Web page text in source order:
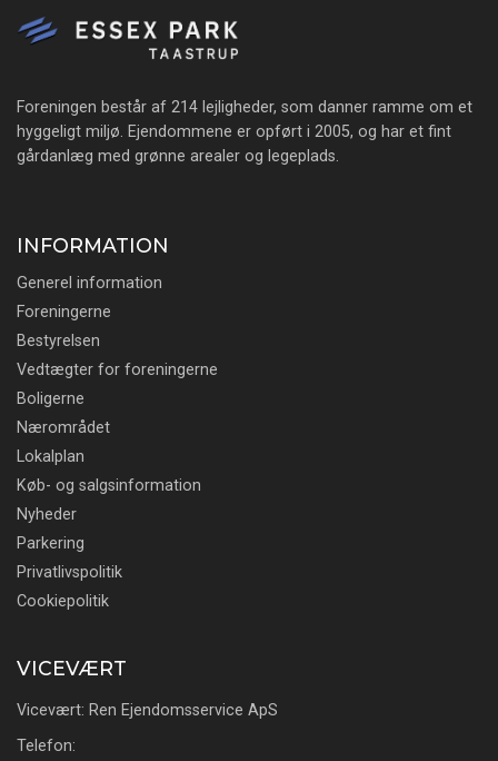
Foreningen består af 214 lejligheder, som danner ramme om et
hyggeligt miljø. Ejendommene er opført i 2005, og har et fint
gårdanlæg med grønne arealer og legeplads.
INFORMATION
Generel information
Foreningerne
Bestyrelsen
Vedtægter for foreningerne
Boligerne
Nærområdet
Lokalplan
Køb- og salgsinformation
Nyheder
Parkering
Privatlivspolitik
Cookiepolitik
VICEVÆRT
Vicevært: Ren Ejendomsservice ApS
Telefon: